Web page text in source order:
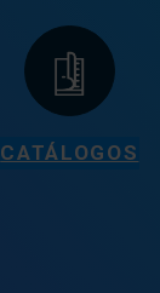
CATÁLOGOS